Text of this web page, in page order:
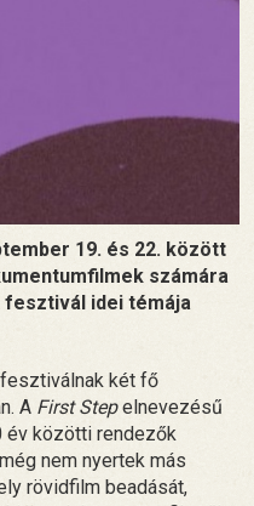
19. és 22. között
számára
fesztivál idei témája
két fő
A First Stepelnevezésű
év közötti rendezők
nem nyertek más
rövidfilm beadását,